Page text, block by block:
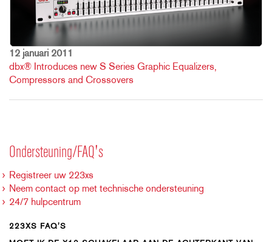
12 januari 2011
dbx® Introduces new S Series Graphic Equalizers,
Compressors and Crossovers
Ondersteuning/FAQ's
Registreer uw 223xs
Neem contact op met technische ondersteuning
24/7 hulpcentrum
223XS FAQ'S